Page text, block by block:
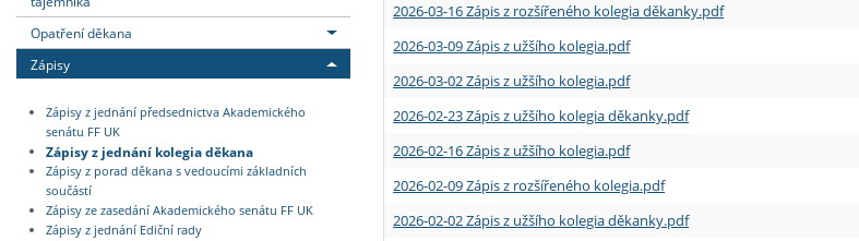
Opatření děkana
Zápisy
Zápisy z jednání předsednictva Akademického
senátu FF UK
Zápisy z jednání kolegia děkana
Zápisy z porad děkana s vedoucími základních
součástí
Zápisy ze zasedání Akademického senátu FF UK
Zápisy z jednání Ediční rady
2026-03-16 Zápis z rozšířeného kolegia děkanky.pdf
2026-03-09 Zápis z užšího kolegia.pdf
2026-03-02 Zápis z užšího kolegia.pdf
2026-02-23 Zápis z užšího kolegia děkanky.pdf
2026-02-16 Zápis z užšího kolegia.pdf
2026-02-09 Zápis z rozšířeného kolegia.pdf
2026-02-02 Zápis z užšího kolegia děkanky.pdf